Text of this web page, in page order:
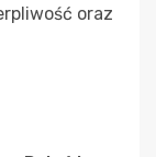
oraz